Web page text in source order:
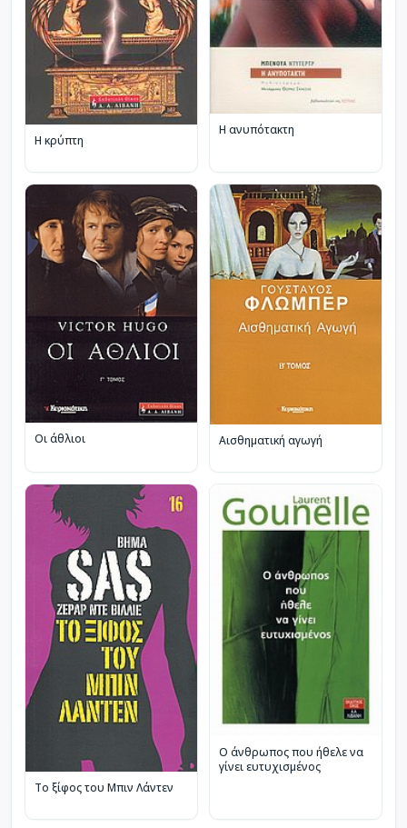
Η κρύπτη
Η ανυπότακτη
Οι άθλιοι Αισθηματική αγωγή
Το ξίφος του Μπιν Λάντεν
Ο άνθρωπος που ήθελε να
γίνει ευτυχισμένος